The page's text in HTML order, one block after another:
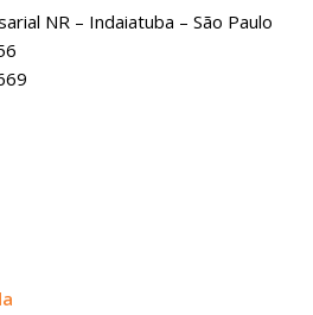
NR – Indaiatuba – São Paulo